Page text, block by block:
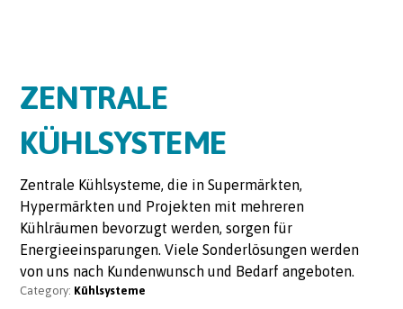
ZENTRALE
KÜHLSYSTEME
Zentrale Kühlsysteme, die in Supermärkten,
Hypermärkten und Projekten mit mehreren
Kühlräumen bevorzugt werden, sorgen für
Energieeinsparungen. Viele Sonderlösungen werden
von uns nach Kundenwunsch und Bedarf angeboten.
Category: Kühlsysteme